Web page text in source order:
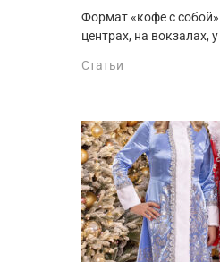
Формат «кофе с
центрах, на вокзалах,
Статьи